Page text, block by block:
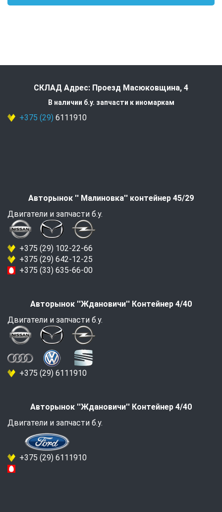
СКЛАД Адрес: Проезд Масюковщина, 4
В наличии б.у. запчасти к иномаркам
+375 (29) 6111910
Авторынок '' Малиновка'' контейнер 45/29
Двигатели и запчасти б.у.
+375 (29) 102-22-66
+375 (29) 642-12-25
+375 (33) 635-66-00
Авторынок ''Ждановичи'' Контейнер 4/40
Двигатели и запчасти б.у.
+375 (29) 6111910
Авторынок ''Ждановичи'' Контейнер 4/40
Двигатели и запчасти б.у.
+375 (29) 6111910